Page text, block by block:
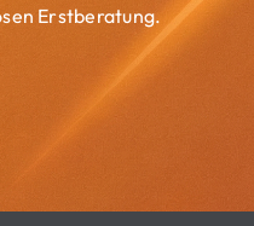
Erstberatung.